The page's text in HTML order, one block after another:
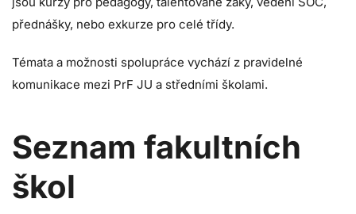
přednášky, nebo exkurze pro celé třídy.
Témata a možnosti spolupráce vychází z pravidelné
komunikace mezi PrF JU a středními školami.
Seznam fakultních
škol